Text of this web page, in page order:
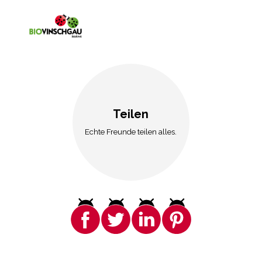
Teilen
Echte Freunde teilen alles.